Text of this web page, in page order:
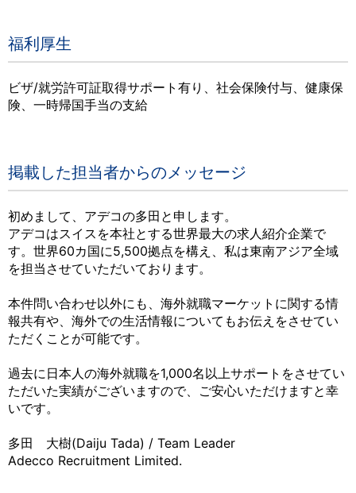
福利厚生
ビザ/就労許可証取得サポート有り、社会保険付与、健康保
険、一時帰国手当の支給
掲載した担当者からのメッセージ
初めまして、アデコの多田と申します。
アデコはスイスを本社とする世界最大の求人紹介企業で
す。世界60カ国に5,500拠点を構え、私は東南アジア全域
を担当させていただいております。
本件問い合わせ以外にも、海外就職マーケットに関する情
報共有や、海外での生活情報についてもお伝えをさせてい
ただくことが可能です。
過去に日本人の海外就職を1,000名以上サポートをさせてい
ただいた実績がございますので、ご安心いただけますと幸
いです。
多田 大樹(Daiju Tada) / Team Leader
Adecco Recruitment Limited.